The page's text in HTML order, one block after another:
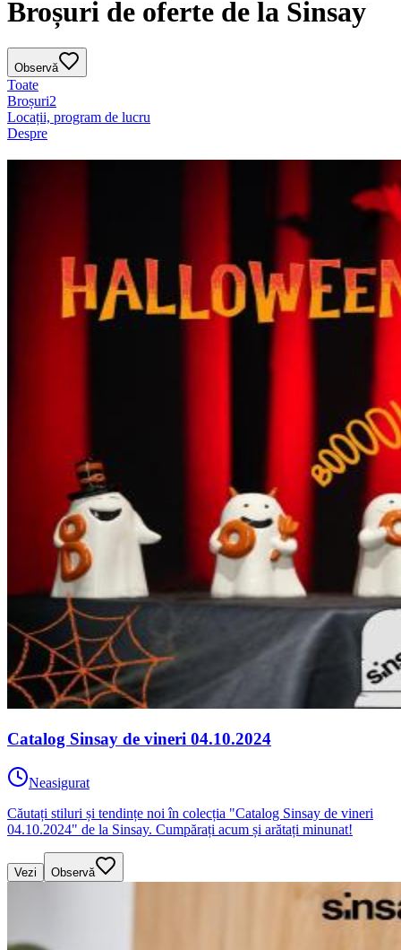
Broșuri de oferte de la Sinsay
Observă
Toate
Broșuri2
Locații, program de lucru
Despre
Catalog Sinsay de vineri 04.10.2024
Neasigurat
Căutați stiluri și tendințe noi în colecția "Catalog Sinsay de vineri
04.10.2024" de la Sinsay. Cumpărați acum și arătați minunat!
Vezi Observă